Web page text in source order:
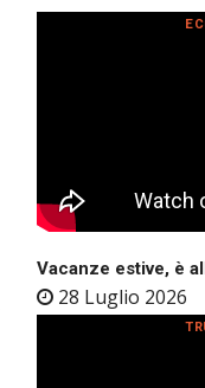
Vacanze estive, è
28 Luglio 2026